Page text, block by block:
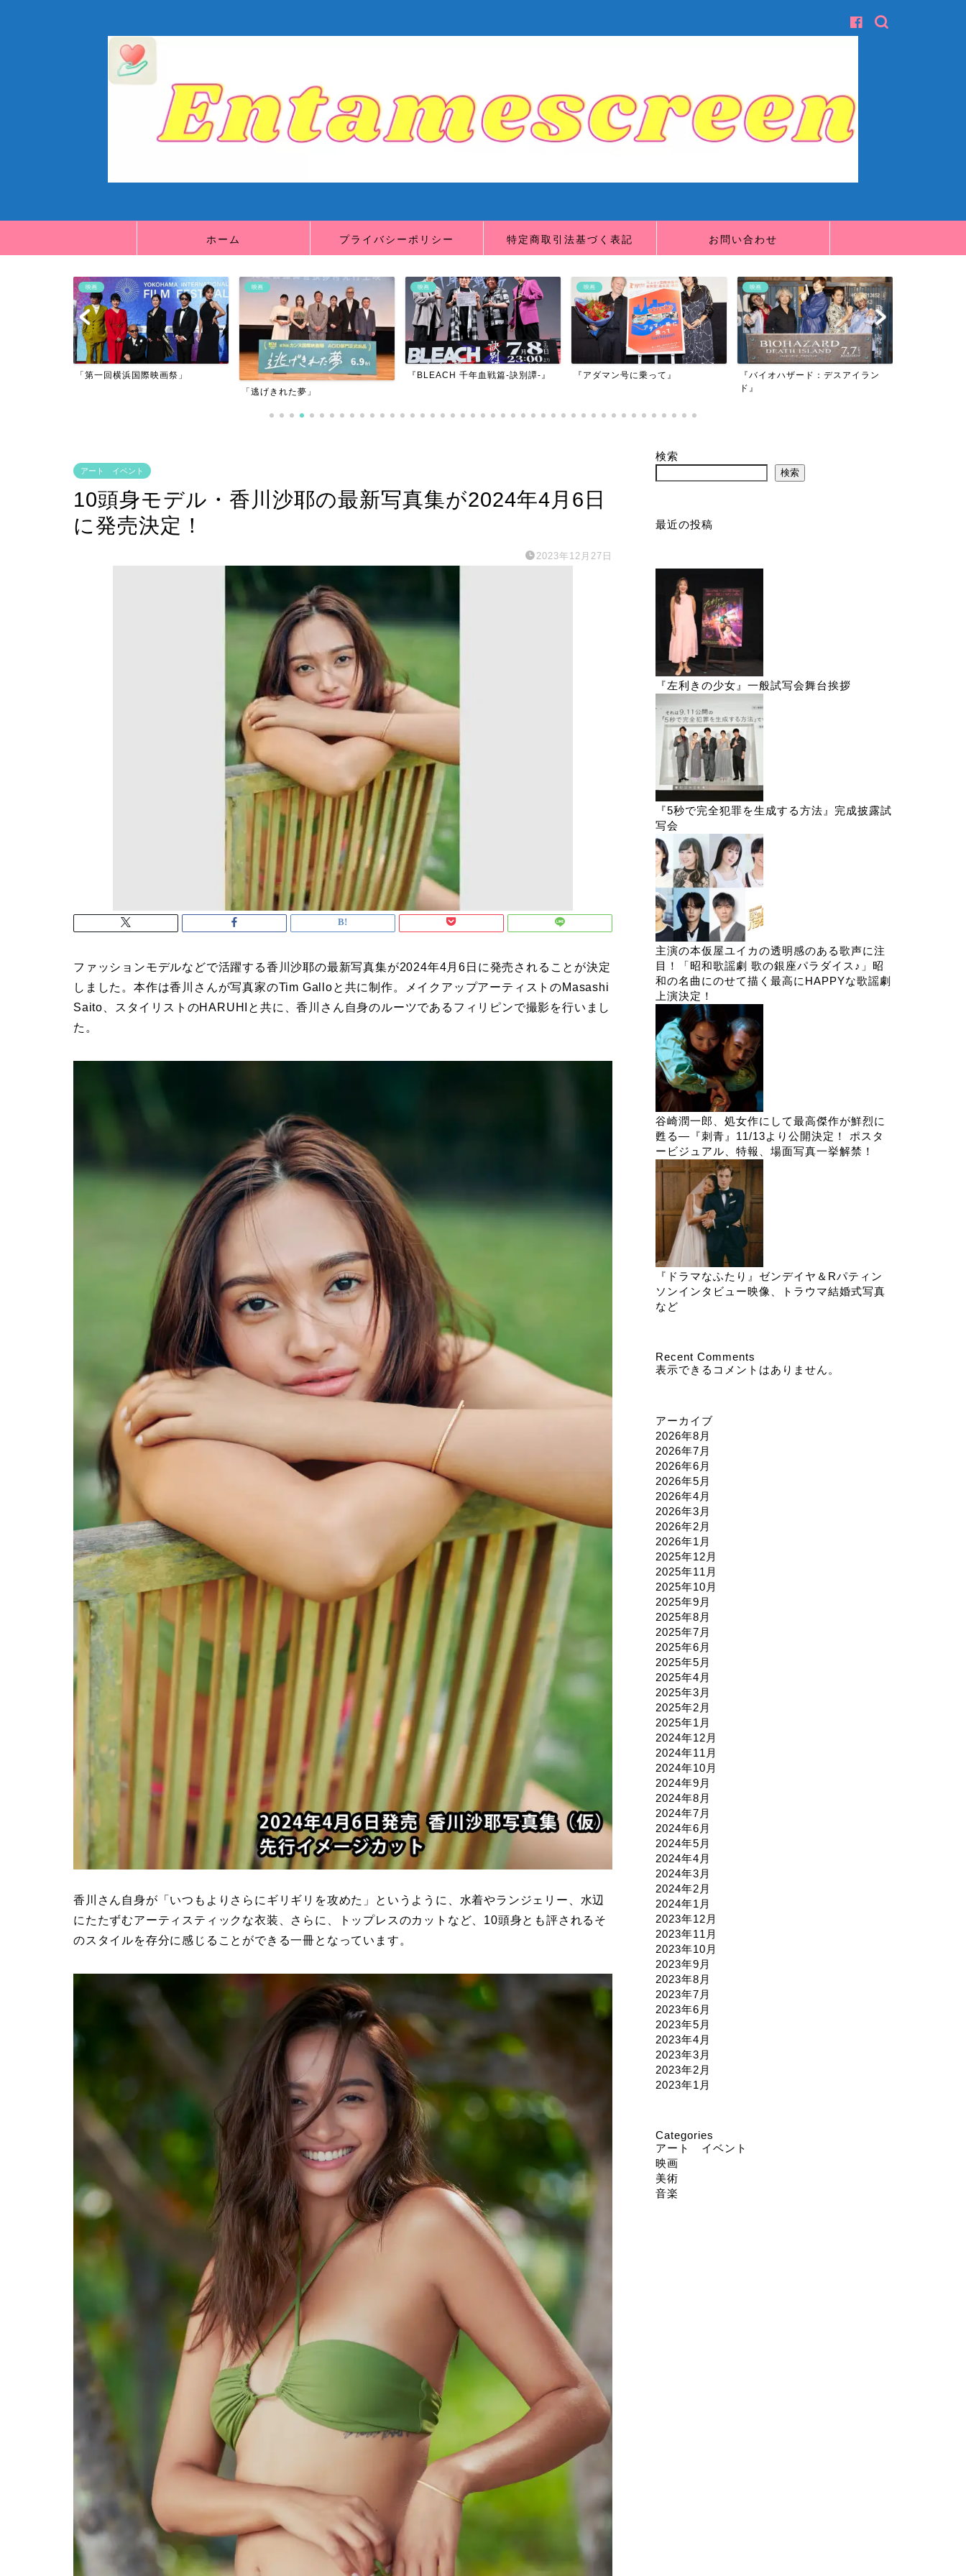
ホーム プライバシーポリシー 特定商取引法基づく表記 お問い合わせ
映画
「第一回横浜国際映画祭」
映画
「逃げきれた夢」
映画
『BLEACH 千年血戦篇-訣別譚-』
映画
『アダマン号に乗って』
映画
『バイオハザード：デスアイラン
ド』
アート イベント
10頭身モデル・香川沙耶の最新写真集が2024年4月6日
に発売決定！
2023年12月27日
ファッションモデルなどで活躍する香川沙耶の最新写真集が2024年4月6日に発売されることが決定
しました。本作は香川さんが写真家のTim Galloと共に制作。メイクアップアーティストのMasashi
Saito、スタイリストのHARUHIと共に、香川さん自身のルーツであるフィリピンで撮影を行いまし
た。
香川さん自身が「いつもよりさらにギリギリを攻めた」というように、水着やランジェリー、水辺
にたたずむアーティスティックな衣装、さらに、トップレスのカットなど、10頭身とも評されるそ
のスタイルを存分に感じることができる一冊となっています。
検索
検索
最近の投稿
『左利きの少女』一般試写会舞台挨拶
『5秒で完全犯罪を生成する方法』完成披露試
写会
主演の本仮屋ユイカの透明感のある歌声に注
目！「昭和歌謡劇 歌の銀座パラダイス♪」昭
和の名曲にのせて描く最高にHAPPYな歌謡劇
上演決定！
谷崎潤一郎、処女作にして最高傑作が鮮烈に
甦る―『刺青』11/13より公開決定！ ポスタ
ービジュアル、特報、場面写真一挙解禁！
『ドラマなふたり』ゼンデイヤ＆Rパティン
ソンインタビュー映像、トラウマ結婚式写真
など
Recent Comments
表示できるコメントはありません。
アーカイブ
2026年8月
2026年7月
2026年6月
2026年5月
2026年4月
2026年3月
2026年2月
2026年1月
2025年12月
2025年11月
2025年10月
2025年9月
2025年8月
2025年7月
2025年6月
2025年5月
2025年4月
2025年3月
2025年2月
2025年1月
2024年12月
2024年11月
2024年10月
2024年9月
2024年8月
2024年7月
2024年6月
2024年5月
2024年4月
2024年3月
2024年2月
2024年1月
2023年12月
2023年11月
2023年10月
2023年9月
2023年8月
2023年7月
2023年6月
2023年5月
2023年4月
2023年3月
2023年2月
2023年1月
Categories
アート イベント
映画
美術
音楽